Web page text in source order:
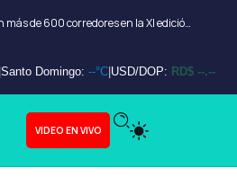
Esperan más de 600 corredores en la XI edición del Bayahibe 10K
Santo Domingo: --°C USD/DOP: RD$ --.--
VIDEO EN VIVO